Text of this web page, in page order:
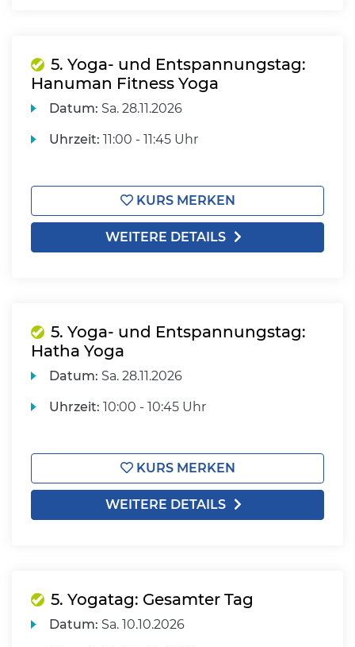
5. Yoga- und Entspannungstag:
Hanuman Fitness Yoga
Datum: Sa. 28.11.2026
Uhrzeit: 11:00 - 11:45 Uhr
KURS MERKEN
WEITERE DETAILS
5. Yoga- und Entspannungstag:
Hatha Yoga
Datum: Sa. 28.11.2026
Uhrzeit: 10:00 - 10:45 Uhr
KURS MERKEN
WEITERE DETAILS
5. Yogatag: Gesamter Tag
Datum: Sa. 10.10.2026